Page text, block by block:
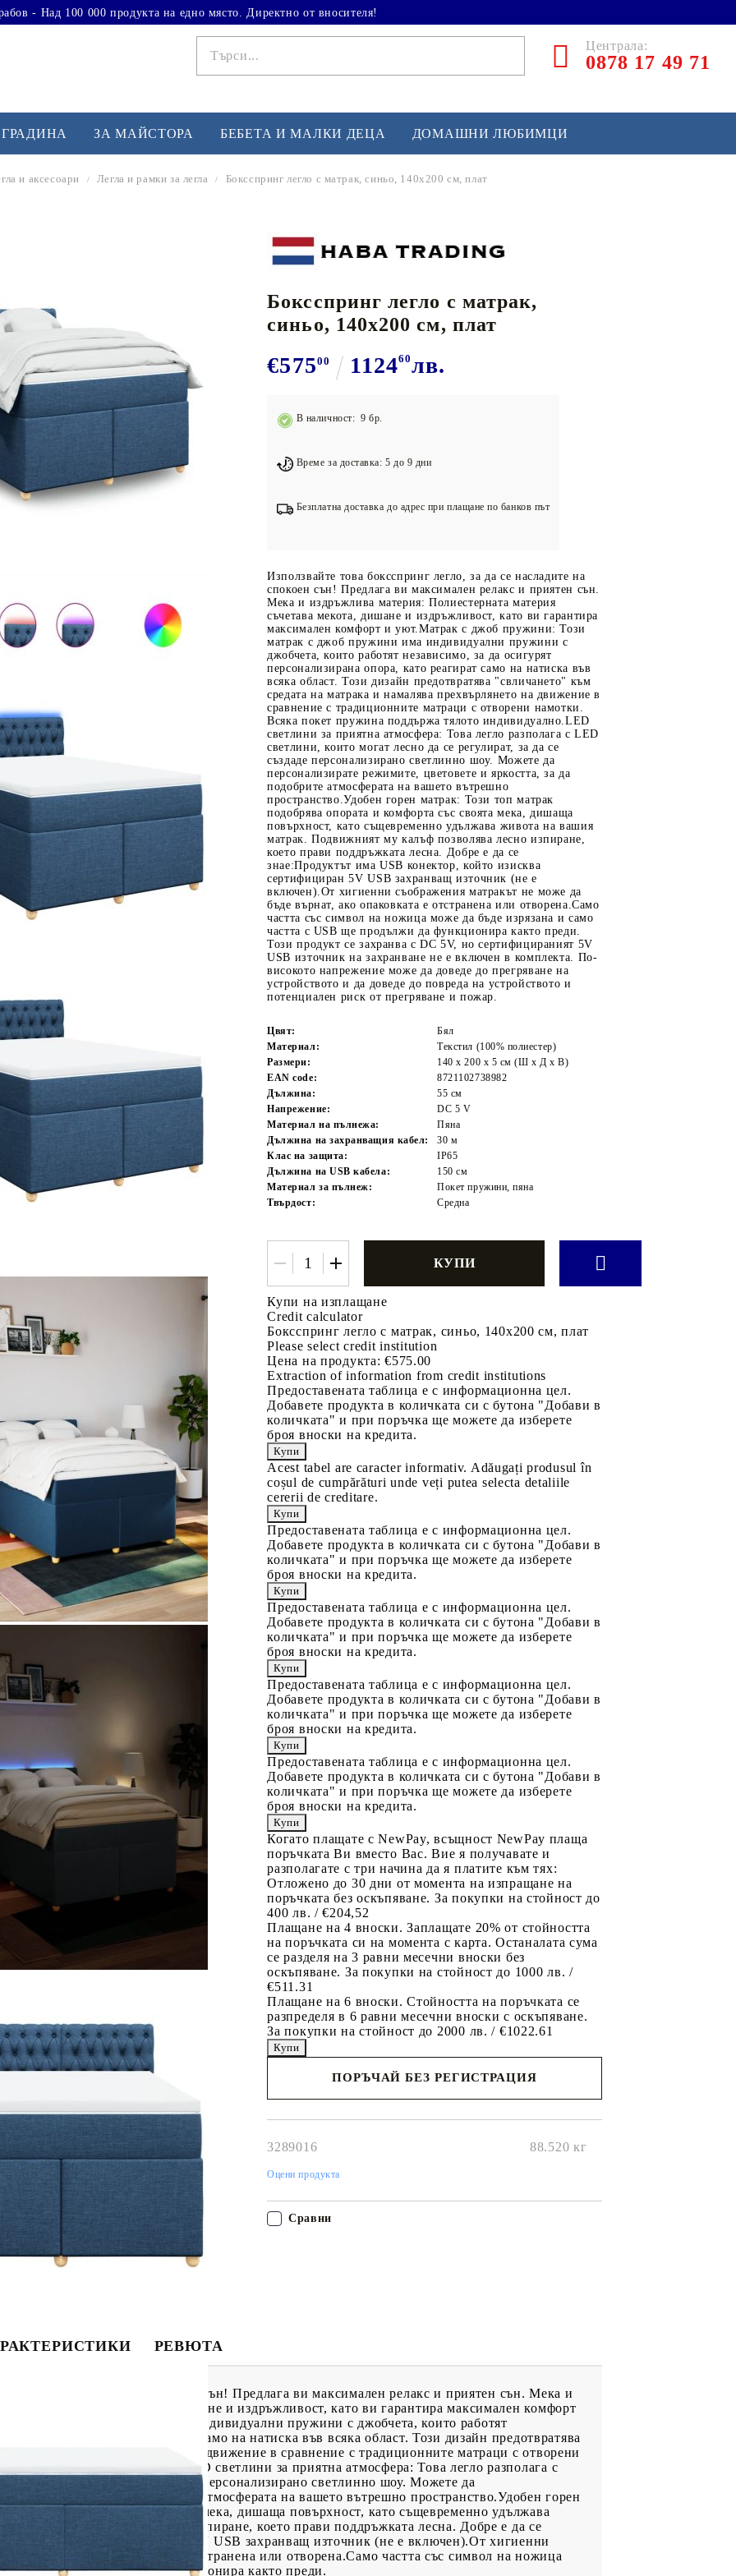
- Над 100 000 продукта на едно място. Директно от вносителя!
Централа:
0878 17 49 71
Йога и пилатес
Лежанки за упражнения
Тренажори за баланс
Подложки за фитнес уреди
Лостове за набиране
Баскетбол
Бейзбол и софтбол
Хокей и лакрос
Основно спортно оборудване
ЗА МАЙСТОРА БЕБЕТА И МАЛКИ ДЕЦА ДОМАШНИ ЛЮБИМЦИ
и аксесоари Легла и рамки за легла Боксспринг легло с матрак, синьо, 140x200 см, плат
Tweet
Боксспринг легло с матрак,
синьо, 140x200 см, плат
€57500 112460лв.
В наличност: 9 бр.
Време за доставка: 5 до 9 дни
Безплатна доставка до адрес при плащане по банков път
Използвайте това боксспринг легло, за да се насладите на
спокоен сън! Предлага ви максимален релакс и приятен сън.
Мека и издръжлива материя: Полиестерната материя
съчетава мекота, дишане и издръжливост, като ви гарантира
максимален комфорт и уют.Матрак с джоб пружини: Този
матрак с джоб пружини има индивидуални пружини с
джобчета, които работят независимо, за да осигурят
персонализирана опора, като реагират само на натиска във
всяка област. Този дизайн предотвратява "свличането" към
средата на матрака и намалява прехвърлянето на движение в
сравнение с традиционните матраци с отворени намотки.
Всяка покет пружина поддържа тялото индивидуално.LED
светлини за приятна атмосфера: Това легло разполага с LED
светлини, които могат лесно да се регулират, за да се
създаде персонализирано светлинно шоу. Можете да
персонализирате режимите, цветовете и яркостта, за да
подобрите атмосферата на вашето вътрешно
пространство.Удобен горен матрак: Този топ матрак
подобрява опората и комфорта със своята мека, дишаща
повърхност, като същевременно удължава живота на вашия
матрак. Подвижният му калъф позволява лесно изпиране,
което прави поддръжката лесна. Добре е да се
знае:Продуктът има USB конектор, който изисква
сертифициран 5V USB захранващ източник (не е
включен).От хигиенни съображения матракът не може да
бъде върнат, ако опаковката е отстранена или отворена.Само
частта със символ на ножица може да бъде изрязана и само
частта с USB ще продължи да функционира както преди.
Този продукт се захранва с DC 5V, но сертифицираният 5V
USB източник на захранване не е включен в комплекта. По-
високото напрежение може да доведе до прегряване на
устройството и да доведе до повреда на устройството и
потенциален риск от прегряване и пожар.
Цвят:
Бял
Материал:
Текстил (100% полиестер)
Размери:
140 x 200 x 5 см (Ш x Д x В)
EAN code:
8721102738982
Дължина:
55 см
Напрежение:
DC 5 V
Материал на пълнежа:
Пяна
Дължина на захранващия кабел:
30 м
Клас на защита:
IP65
Дължина на USB кабела:
150 см
Материал за пълнеж:
Покет пружини, пяна
Твърдост:
Средна
Купи на изплащане
Credit calculator
Боксспринг легло с матрак, синьо, 140x200 см, плат
Please select credit institution
Цена на продукта: €575.00
Extraction of information from credit institutions
Предоставената таблица е с информационна цел.
Добавете продукта в количката си с бутона "Добави в
количката" и при поръчка ще можете да изберете
броя вноски на кредита.
Acest tabel are caracter informativ. Adăugați produsul în
coșul de cumpărături unde veți putea selecta detaliile
cererii de creditare.
Предоставената таблица е с информационна цел.
Добавете продукта в количката си с бутона "Добави в
количката" и при поръчка ще можете да изберете
броя вноски на кредита.
Предоставената таблица е с информационна цел.
Добавете продукта в количката си с бутона "Добави в
количката" и при поръчка ще можете да изберете
броя вноски на кредита.
Предоставената таблица е с информационна цел.
Добавете продукта в количката си с бутона "Добави в
количката" и при поръчка ще можете да изберете
броя вноски на кредита.
Предоставената таблица е с информационна цел.
Добавете продукта в количката си с бутона "Добави в
количката" и при поръчка ще можете да изберете
броя вноски на кредита.
Когато плащате с NewPay, всъщност NewPay плаща
поръчката Ви вместо Вас. Вие я получавате и
разполагате с три начина да я платите към тях:
Отложено до 30 дни от момента на изпращане на
поръчката без оскъпяване. За покупки на стойност до
400 лв. / €204,52
Плащане на 4 вноски. Заплащате 20% от стойността
на поръчката си на момента с карта. Останалата сума
се разделя на 3 равни месечни вноски без
оскъпяване. За покупки на стойност до 1000 лв. /
€511.31
Плащане на 6 вноски. Стойността на поръчката се
разпределя в 6 равни месечни вноски с оскъпяване.
За покупки на стойност до 2000 лв. / €1022.61
ПОРЪЧАЙ БЕЗ РЕГИСТРАЦИЯ
3289016 88.520 кг
Оцени продукта
Сравни
РЕВЮТА
за да се насладите на спокоен сън! Предлага ви максимален релакс и приятен сън. Мека и
материя съчетава мекота, дишане и издръжливост, като ви гарантира максимален комфорт
матрак с джоб пружини има индивидуални пружини с джобчета, които работят
опора, като реагират само на натиска във всяка област. Този дизайн предотвратява
и намалява прехвърлянето на движение в сравнение с традиционните матраци с отворени
тялото индивидуално.LED светлини за приятна атмосфера: Това легло разполага с
се регулират, за да се създаде персонализирано светлинно шоу. Можете да
и яркостта, за да подобрите атмосферата на вашето вътрешно пространство.Удобен горен
опората и комфорта със своята мека, дишаща повърхност, като същевременно удължава
му калъф позволява лесно изпиране, което прави поддръжката лесна. Добре е да се
който изисква сертифициран 5V USB захранващ източник (не е включен).От хигиенни
върнат, ако опаковката е отстранена или отворена.Само частта със символ на ножица
с USB ще продължи да функционира както преди.